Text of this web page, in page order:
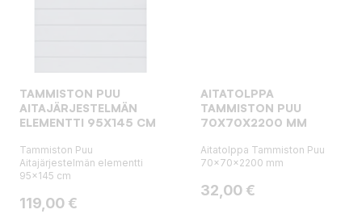
TAMMISTON PUU
AITAJÄRJESTELMÄN
ELEMENTTI 95X145 CM
Tammiston Puu
Aitajärjestelmän elementti
95x145 cm
Hinta
119,00 €
AITATOLPPA
TAMMISTON PUU
70X70X2200 MM
Aitatolppa Tammiston Puu
70x70x2200 mm
Hinta
32,00 €